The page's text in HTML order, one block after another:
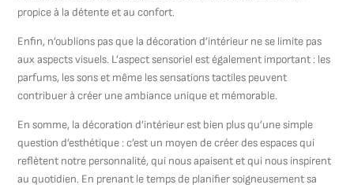
propice à la détente et au confort.
Enfin, n’oublions pas que la décoration d’intérieur ne se limite pas
aux aspects visuels. L’aspect sensoriel est également important : les
parfums, les sons et même les sensations tactiles peuvent
contribuer à créer une ambiance unique et mémorable.
En somme, la décoration d’intérieur est bien plus qu’une simple
question d’esthétique : c’est un moyen de créer des espaces qui
reflètent notre personnalité, qui nous apaisent et qui nous inspirent
au quotidien. En prenant le temps de planifier soigneusement sa